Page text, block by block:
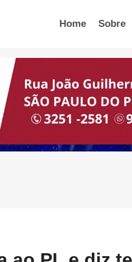
Home Sobre